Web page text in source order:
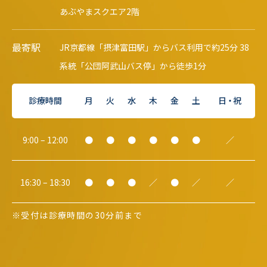
あぶやまスクエア2階
最寄駅
JR京都線「摂津富田駅」からバス利用で約25分 38
系統「公団阿武山バス停」から徒歩1分
診療時間 月 火 水 木 金 土 日・祝
9:00 – 12:00 ● ● ● ● ● ● ／
16:30 – 18:30 ● ● ● ／ ● ／ ／
※受付は診療時間の30分前まで